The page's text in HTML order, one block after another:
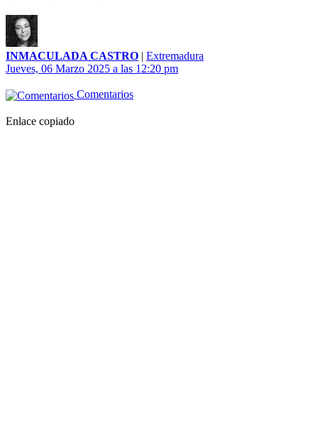
INMACULADA CASTRO | Extremadura
Jueves, 06 Marzo 2025 a las 12:20 pm
Comentarios
Enlace copiado